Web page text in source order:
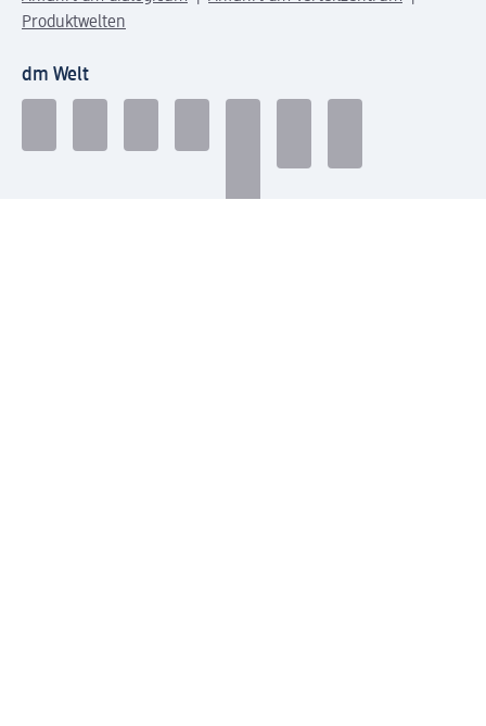
Produktwelten
dm Welt